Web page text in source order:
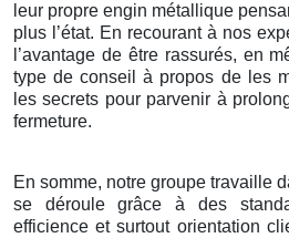
leur propre engin métallique
plus l’état. En recourant à nos
l’avantage de être rassurés, en
type de conseil à propos de les
les secrets pour parvenir à
fermeture.
En somme, notre groupe travaille
se déroule grâce à des
efficience et surtout orientation